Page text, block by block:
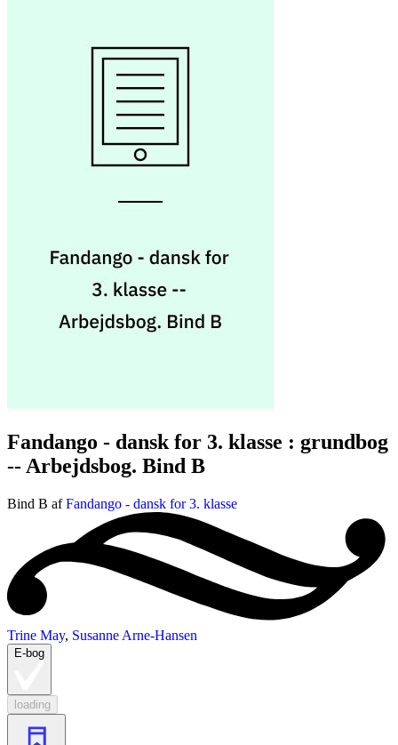
Fandango - dansk for 3. klasse : grundbog
-- Arbejdsbog. Bind B
Bind B afFandango - dansk for 3. klasse
Trine May, Susanne Arne-Hansen
E-bog
loading